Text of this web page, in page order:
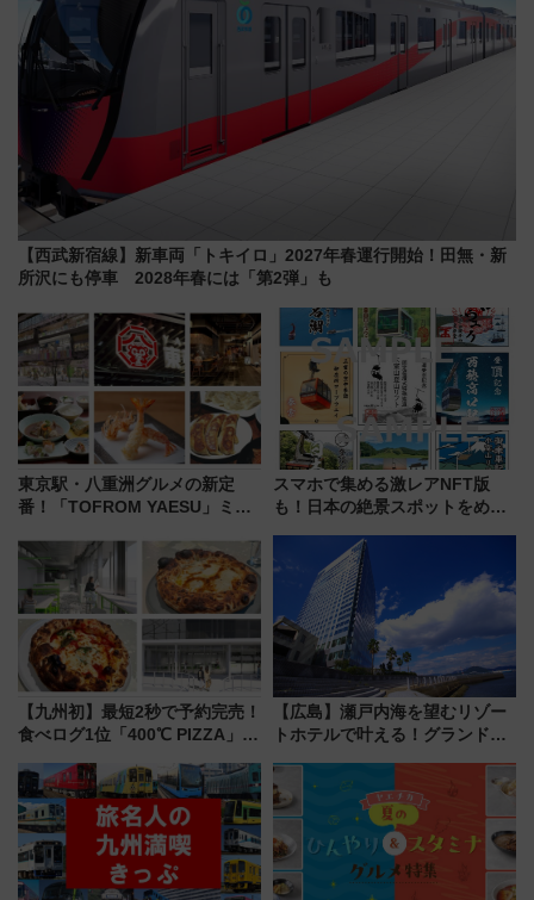
【西武新宿線】新車両「トキイロ」2027年春運行開始！田無・新
所沢にも停車 2028年春には「第2弾」も
東京駅・八重洲グルメの新定
番！「TOFROM YAESU」ミシ
舗が集結した食の空間を徹底解
剖！（9/10開業）
スマホで集める激レアNFT版
も！日本の絶景スポットをめぐ
ん)」企画がスタート
【九州初】最短2秒で予約完売！
食べログ1位「400℃ PIZZA」が
プン。もつ鍋風など限定メニュ
ーも
【広島】瀬戸内海を望むリゾー
トホテルで叶える！グランドプ
ディング＆カジュアルパーティ
ープラン